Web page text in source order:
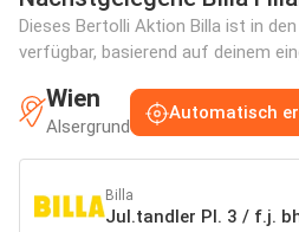
Dieses Bertolli Aktion Billa ist in
verfügbar, basierend auf deinem
Wien
Alsergrund
Automatisch
Billa
Jul.tandler Pl. 3 / f.j.